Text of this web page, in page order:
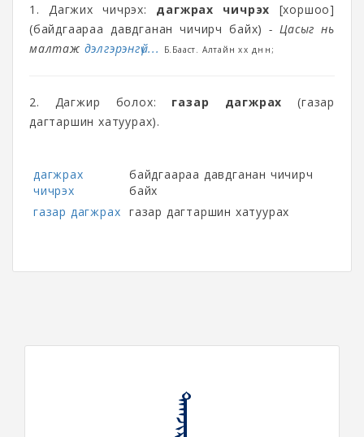
1. Дагжих чичрэх: дагжрах чичрэх [хоршоо]
(байдгаараа давдганан чичирч байх)- Цасыг нь
малтаж дэлгэрэнгүй... Б.Бааст. Алтайн хөх дөнөн;
2. Дагжир болох: газар дагжрах (газар
дагтаршин хатуурах).
дагжрах
чичрэх
байдгаараа давдганан чичирч
байх
газар дагжрах газар дагтаршин хатуурах